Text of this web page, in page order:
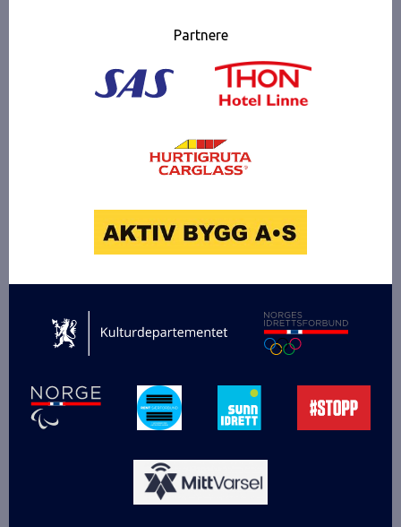
Partnere